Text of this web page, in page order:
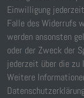
Einwilligung
Falle des Widerrufs
werden ansonsten
oder der Zweck der
jederzeit über die zu
Weitere